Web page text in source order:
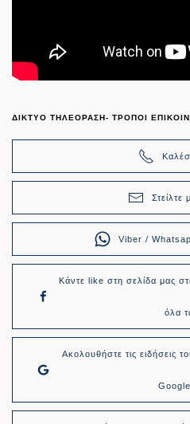
ΔΙΚΤΥΟ ΤΗΛΕΟΡΑΣΗ- ΤΡΟΠΟΙ
Στείλτε
Viber /
Κάντε like στη σελίδα μας
όλα
Ακολουθήστε τις